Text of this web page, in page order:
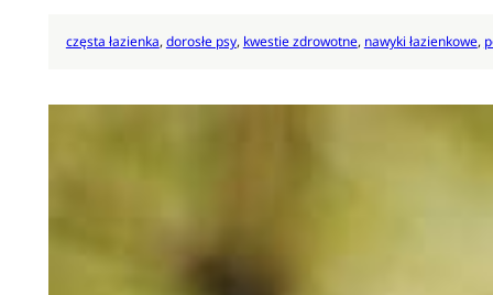
częsta łazienka, dorosłe psy, kwestie zdrowotne, nawyki łazienkowe,